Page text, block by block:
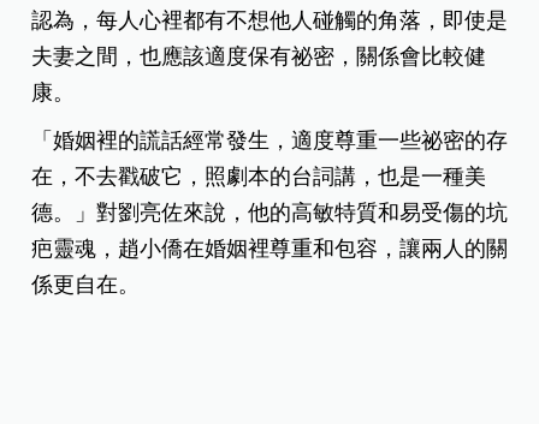
認為，每人心裡都有不想他人碰觸的角落，即使是
夫妻之間，也應該適度保有祕密，關係會比較健
康。
「婚姻裡的謊話經常發生，適度尊重一些祕密的存
在，不去戳破它，照劇本的台詞講，也是一種美
德。」對劉亮佐來說，他的高敏特質和易受傷的坑
疤靈魂，趙小僑在婚姻裡尊重和包容，讓兩人的關
係更自在。